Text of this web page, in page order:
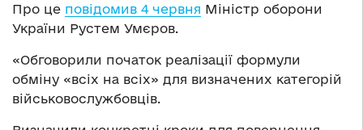
Про це повідомив 4 червня Міністр оборони
України Рустем Умєров.
«Обговорили початок реалізації формули
обміну «всіх на всіх» для визначених категорій
військовослужбовців.